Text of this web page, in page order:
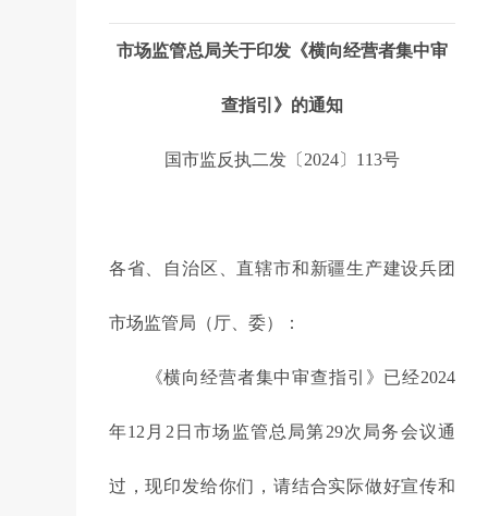
市场监管总局关于印发《横向经营者集中审
查指引》的通知
国市监反执二发〔2024〕113号
各省、自治区、直辖市和新疆生产建设兵团
市场监管局（厅、委）：
《横向经营者集中审查指引》已经2024
年12月2日市场监管总局第29次局务会议通
过，现印发给你们，请结合实际做好宣传和